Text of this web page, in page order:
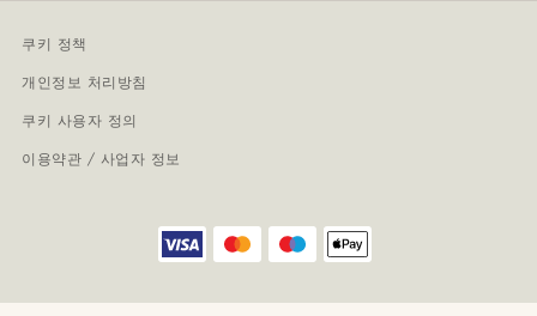
쿠키 정책
개인정보 처리방침
쿠키 사용자 정의
이용약관 / 사업자 정보